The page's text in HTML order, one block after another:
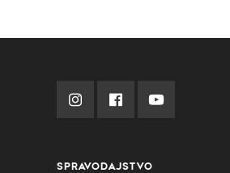
SPRAVODAJSTVO